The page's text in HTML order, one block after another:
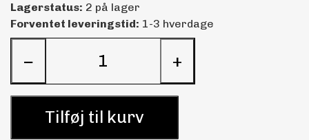
Lagerstatus: 2 på lager
Forventet leveringstid: 1-3 hverdage
− +
Tilføj til kurv